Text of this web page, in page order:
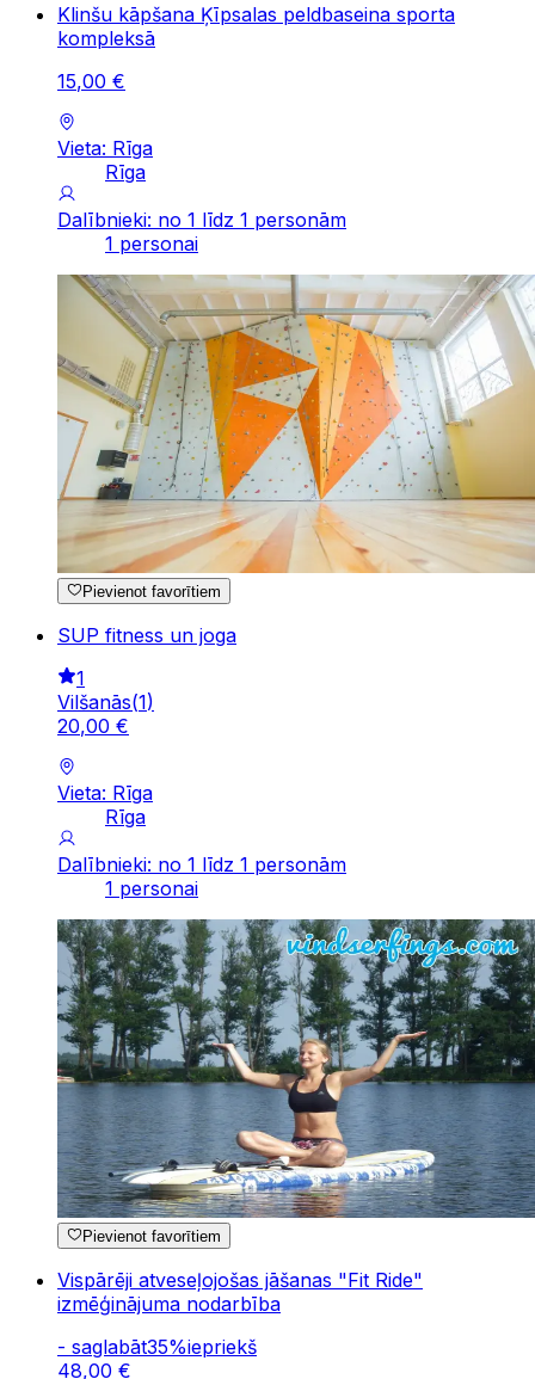
Klinšu kāpšana Ķīpsalas peldbaseina sporta
kompleksā
15,00 €
Vieta: Rīga
Rīga
Dalībnieki: no 1 līdz 1 personām
1 personai
Pievienot favorītiem
SUP fitness un joga
1
Vilšanās(1)
20,00 €
Vieta: Rīga
Rīga
Dalībnieki: no 1 līdz 1 personām
1 personai
Pievienot favorītiem
Vispārēji atveseļojošas jāšanas "Fit Ride"
izmēģinājuma nodarbība
- saglabāt35%iepriekš
48,00 €